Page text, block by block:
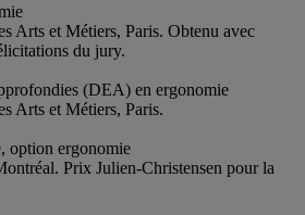
Arts et Métiers, Paris. Obtenu avec
du jury.
(DEA) en ergonomie
Arts et Métiers, Paris.
option ergonomie
Prix Julien-Christensen pour la